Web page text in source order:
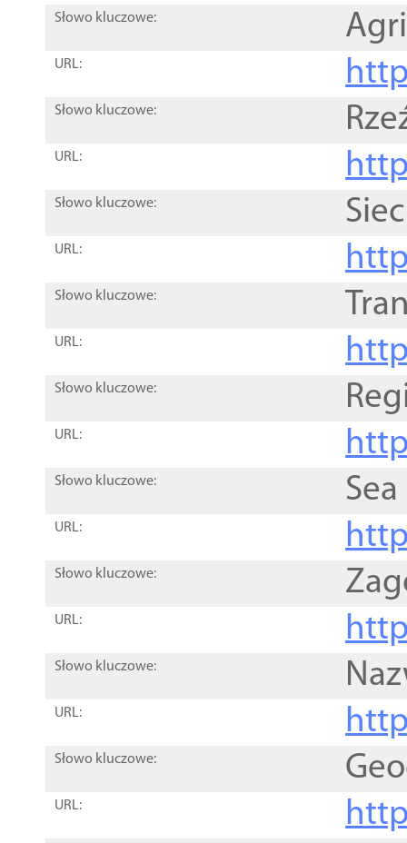
Słowo kluczowe:
URL:
Słowo kluczowe:
URL:
Słowo kluczowe:
URL:
Słowo kluczowe:
URL:
Słowo kluczowe:
URL:
Słowo kluczowe:
URL:
Słowo kluczowe:
URL:
Słowo kluczowe:
URL:
Słowo kluczowe:
URL: